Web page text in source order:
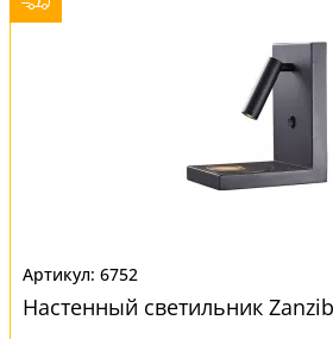
6752
Настенный светильник